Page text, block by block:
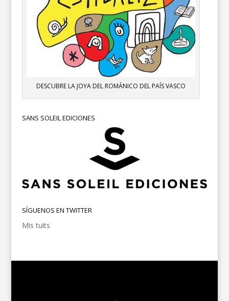
DESCUBRE LA JOYA DEL ROMÁNICO DEL PAÍS VASCO
SANS SOLEIL EDICIONES
SÍGUENOS EN TWITTER
Mis tuits